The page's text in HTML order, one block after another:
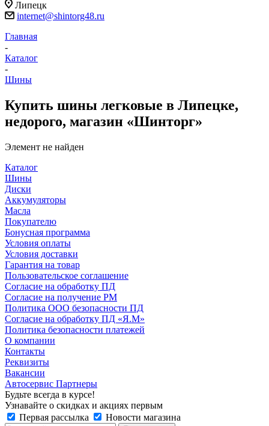
Липецк
internet@shintorg48.ru
Главная
-
Каталог
-
Шины
Купить шины легковые в Липецке,
недорого, магазин «Шинторг»
Элемент не найден
Каталог
Шины
Диски
Аккумуляторы
Масла
Покупателю
Бонусная программа
Условия оплаты
Условия доставки
Гарантия на товар
Пользовательское соглашение
Согласие на обработку ПД
Согласие на получение РМ
Политика ООО безопасности ПД
Согласие на обработку ПД «Я.М»
Политика безопасности платежей
О компании
Контакты
Реквизиты
Вакансии
Автосервис Партнеры
Будьте всегда в курсе!
Узнавайте о скидках и акциях первым
Первая рассылка
Новости магазина